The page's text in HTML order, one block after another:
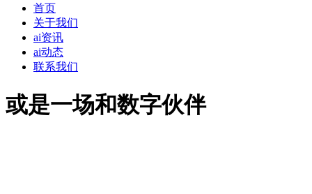
首页
关于我们
ai资讯
ai动态
联系我们
或是一场和数字伙伴